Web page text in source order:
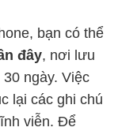
bạn có thể
đây, nơi lưu
ngày. Việc
lại các ghi chú
viễn. Để